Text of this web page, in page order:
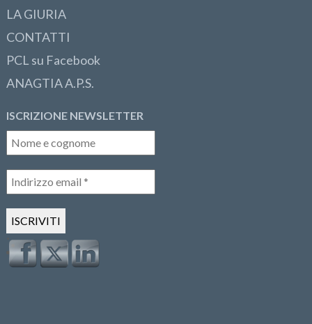
LA GIURIA
CONTATTI
PCL su Facebook
ANAGTIA A.P.S.
ISCRIZIONE NEWSLETTER